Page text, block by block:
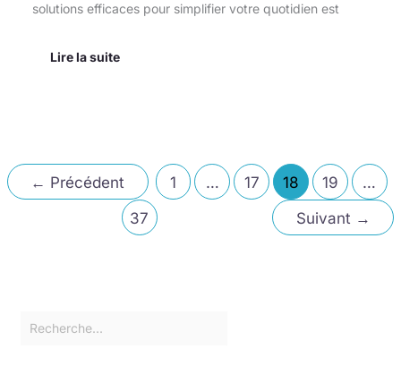
solutions efficaces pour simplifier votre quotidien est
Lire la suite
← Précédent 1 … 17 18 19
…
37
Suivant →